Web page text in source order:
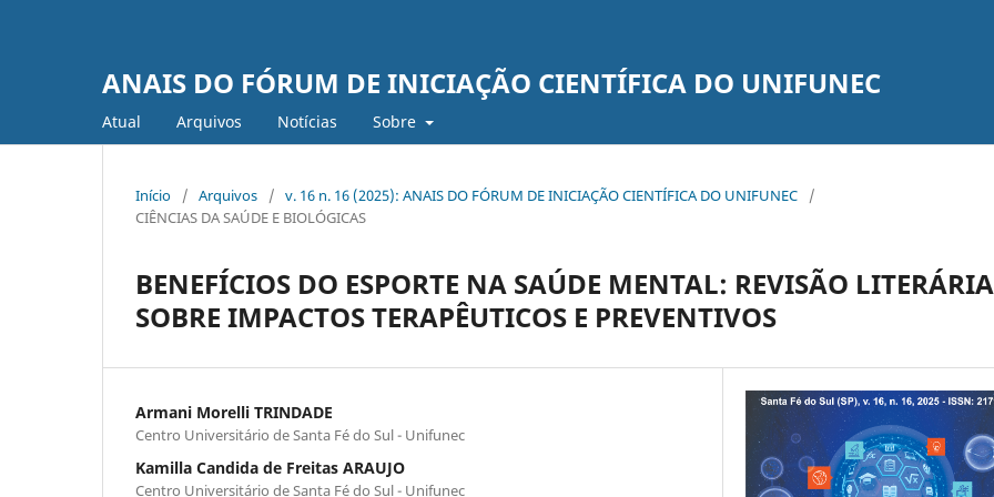
ANAIS DO FÓRUM DE INICIAÇÃO CIENTÍFICA DO UNIFUNEC
Atual Arquivos Notí­cias Sobre
Início / Arquivos / v. 16 n. 16 (2025): ANAIS DO FÓRUM DE INICIAÇÃO CIENTÍFICA DO UNIFUNEC
/
CIÊNCIAS DA SAÚDE E BIOLÓGICAS
BENEFÍCIOS DO ESPORTE NA SAÚDE MENTAL: REVISÃO LITERÁRIA
SOBRE IMPACTOS TERAPÊUTICOS E PREVENTIVOS
Armani Morelli TRINDADE
Centro Universitário de Santa Fé do Sul - Unifunec
Kamilla Candida de Freitas ARAUJO
Centro Universitário de Santa Fé do Sul - Unifunec